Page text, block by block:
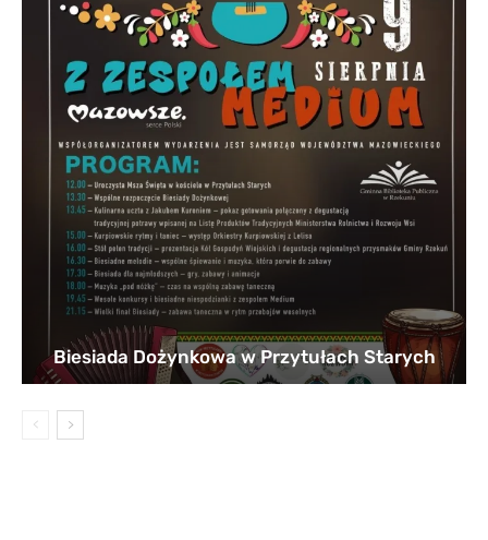
Biesiada Dożynkowa w Przytułach Starych